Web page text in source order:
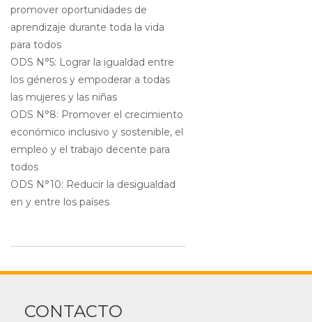
promover oportunidades de
aprendizaje durante toda la vida
para todos
ODS N°5: Lograr la igualdad entre
los géneros y empoderar a todas
las mujeres y las niñas
ODS N°8: Promover el crecimiento
económico inclusivo y sostenible, el
empleo y el trabajo decente para
todos
ODS N°10: Reducir la desigualdad
en y entre los países
CONTACTO